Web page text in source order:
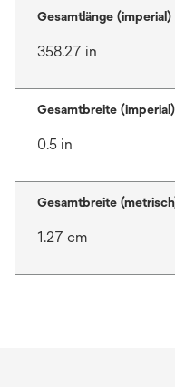
Gesamtlänge (imperial)
358.27 in
Gesamtbreite (imperial)
0.5 in
Gesamtbreite
1.27 cm